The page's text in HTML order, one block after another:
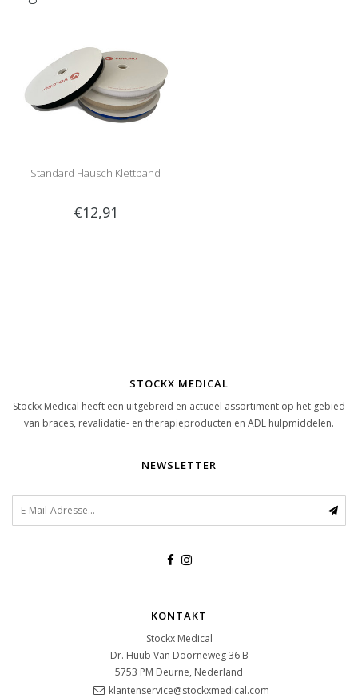
Standard Flausch Klettband
€12,91
STOCKX MEDICAL
Stockx Medical heeft een uitgebreid en actueel assortiment op het gebied
van braces, revalidatie- en therapieproducten en ADL hulpmiddelen.
NEWSLETTER
KONTAKT
Stockx Medical
Dr. Huub Van Doorneweg 36 B
5753 PM Deurne, Nederland
klantenservice@stockxmedical.com